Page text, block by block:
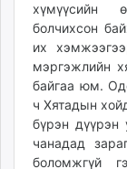
хүмүүсийн
болчихсон
их
мэргэжлийн
байгаа юм.
ч Хятадын
бүрэн дүүрэн
чанадад
боломжгүй